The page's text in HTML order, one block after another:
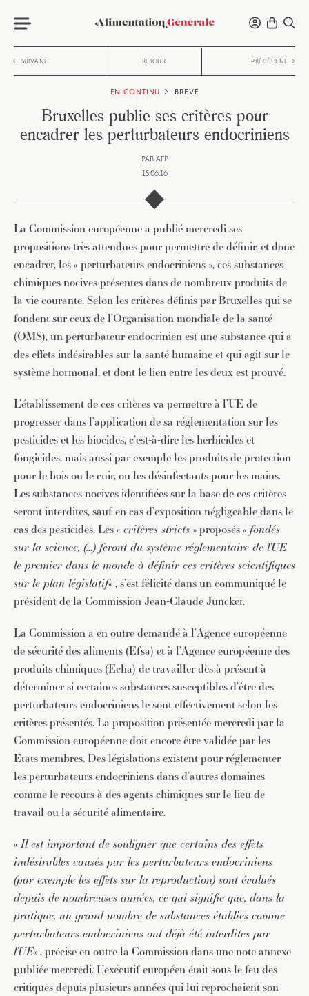
SUIVANT RETOUR PRÉCÉDENT
EN CONTINU BRÈVE
Bruxelles publie ses critères pour
encadrer les perturbateurs endocriniens
PAR AFP
15.06.16
La Commission européenne a publié mercredi ses
propositions très attendues pour permettre de définir, et donc
encadrer, les « perturbateurs endocriniens », ces substances
chimiques nocives présentes dans de nombreux produits de
la vie courante. Selon les critères définis par Bruxelles qui se
fondent sur ceux de l’Organisation mondiale de la santé
(OMS), un perturbateur endocrinien est une substance qui a
des effets indésirables sur la santé humaine et qui agit sur le
système hormonal, et dont le lien entre les deux est prouvé.
L’établissement de ces critères va permettre à l’UE de
progresser dans l’application de sa réglementation sur les
pesticides et les biocides, c’est-à-dire les herbicides et
fongicides, mais aussi par exemple les produits de protection
pour le bois ou le cuir, ou les désinfectants pour les mains.
Les substances nocives identifiées sur la base de ces critères
seront interdites, sauf en cas d’exposition négligeable dans le
cas des pesticides. Les « critères stricts » proposés « fondés
sur la science, (…) feront du système réglementaire de l’UE
le premier dans le monde à définir ces critères scientifiques
sur le plan législatif« , s’est félicité dans un communiqué le
président de la Commission Jean-Claude Juncker.
La Commission a en outre demandé à l’Agence européenne
de sécurité des aliments (Efsa) et à l’Agence européenne des
produits chimiques (Echa) de travailler dès à présent à
déterminer si certaines substances susceptibles d’être des
perturbateurs endocriniens le sont effectivement selon les
critères présentés. La proposition présentée mercredi par la
Commission européenne doit encore être validée par les
Etats membres. Des législations existent pour réglementer
les perturbateurs endocriniens dans d’autres domaines
comme le recours à des agents chimiques sur le lieu de
travail ou la sécurité alimentaire.
«Il est important de souligner que certains des effets
indésirables causés par les perturbateurs endocriniens
(par exemple les effets sur la reproduction) sont évalués
depuis de nombreuses années, ce qui signifie que, dans la
pratique, un grand nombre de substances établies comme
perturbateurs endocriniens ont déjà été interdites par
l’UE« , précise en outre la Commission dans une note annexe
publiée mercredi. L’exécutif européen était sous le feu des
critiques depuis plusieurs années qui lui reprochaient son